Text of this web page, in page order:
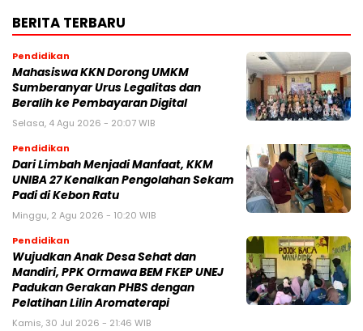
BERITA TERBARU
Pendidikan
Mahasiswa KKN Dorong UMKM
Sumberanyar Urus Legalitas dan
Beralih ke Pembayaran Digital
Selasa, 4 Agu 2026 - 20:07 WIB
Pendidikan
Dari Limbah Menjadi Manfaat, KKM
UNIBA 27 Kenalkan Pengolahan Sekam
Padi di Kebon Ratu
Minggu, 2 Agu 2026 - 10:20 WIB
Pendidikan
Wujudkan Anak Desa Sehat dan
Mandiri, PPK Ormawa BEM FKEP UNEJ
Padukan Gerakan PHBS dengan
Pelatihan Lilin Aromaterapi
Kamis, 30 Jul 2026 - 21:46 WIB